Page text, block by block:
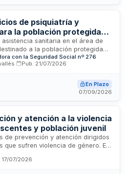
de psiquiatría y
la población protegida
sanitaria en el área de
a la población protegida
con la Seguridad Social
incluyen evaluaciones,
cuente con formación
profesional acreditada según el
con la Seguridad Social nº 276
Pub. 21/07/2026
En Plazo
07/09/2026
y atención a la violencia
y población juvenil
de prevención y atención dirigidos
que sufren violencia de género. El
de servicios conforme a las
y administrativas establecidas en
17/07/2026